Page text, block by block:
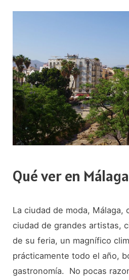
día:
ruta
imprescindible
Qué ver en
La ciudad de moda, Málaga,
ciudad de grandes artistas,
de su feria, un magnífico
prácticamente todo el año,
gastronomía. No pocas